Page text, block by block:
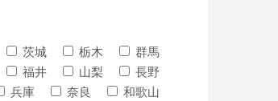
茨城 栃木
群馬
福井 山梨
長野
兵庫 奈良
和歌山